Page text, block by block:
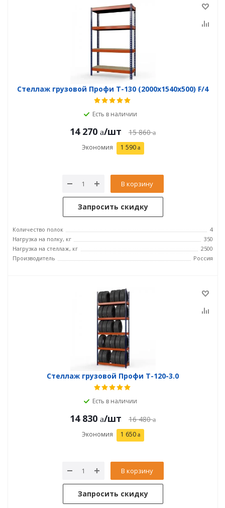
Стеллаж грузовой Профи Т-130 (2000x1540x500) F/4
Есть в наличии
14 270 /шт 15 860
Экономия 1 590
В корзину
Запросить скидку
Количество полок
4
Нагрузка на полку, кг
350
Нагрузка на стеллаж, кг
2500
Производитель
Россия
Стеллаж грузовой Профи Т-120-3.0
Есть в наличии
14 830 /шт 16 480
Экономия 1 650
В корзину
Запросить скидку